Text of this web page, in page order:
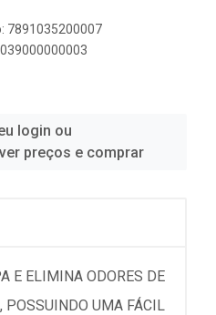
7891035200007
login ou
preços e comprar
E ELIMINA ODORES DE
POSSUINDO UMA FÁCIL